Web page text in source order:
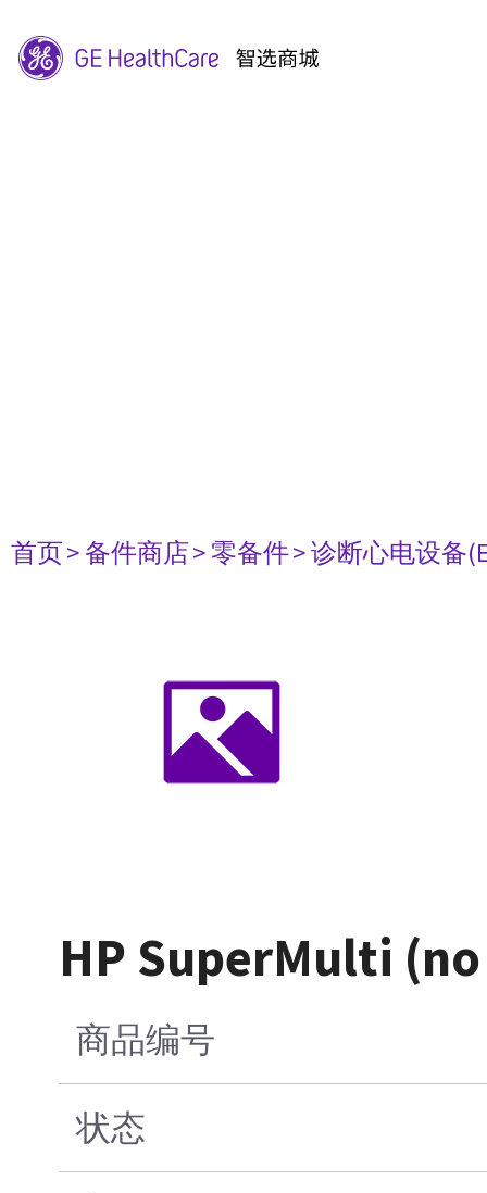
首页> 备件商店> 零备件> 诊断心电设备
HP SuperMulti (no
商品编号
状态